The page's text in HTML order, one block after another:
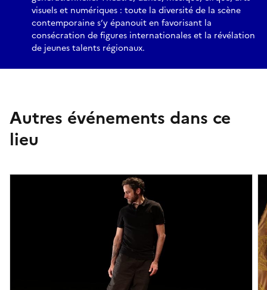
visuels et numériques : toute la diversité de la scène
contemporaine s’y épanouit en favorisant la
consécration de figures internationales et la révélation
de jeunes talents régionaux.
Autres événements dans ce
lieu